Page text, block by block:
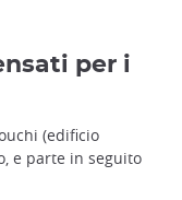
per i
(edificio
e parte in seguito